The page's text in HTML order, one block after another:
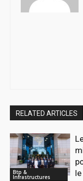
RELATED ARTICLES
Btp &
Infrastructures